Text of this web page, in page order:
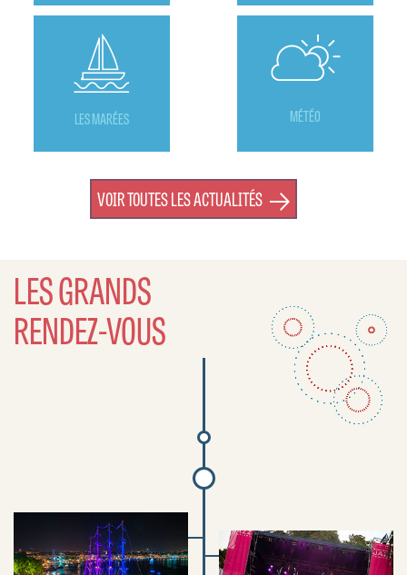
LES MARÉES MÉTÉO
VOIR TOUTES LES ACTUALITÉS
LES GRANDS
RENDEZ-VOUS